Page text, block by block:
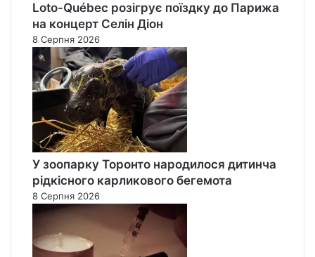
Loto-Québec розігрує поїздку до Парижа
на концерт Селін Діон
8 Серпня 2026
У зоопарку Торонто народилося дитинча
рідкісного карликового бегемота
8 Серпня 2026